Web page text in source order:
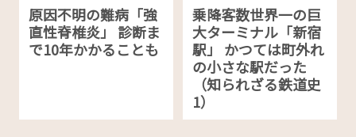
原因不明の難病「強
直性脊椎炎」 診断ま
で10年かかることも
乗降客数世界一の巨
大ターミナル「新宿
駅」 かつては町外れ
の小さな駅だった
（知られざる鉄道史
1）